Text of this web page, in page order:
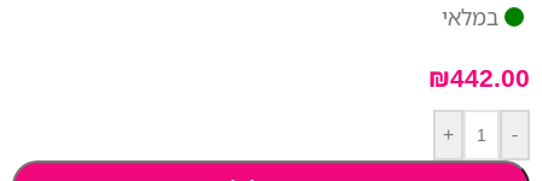
במלאי
₪442.00
-
+